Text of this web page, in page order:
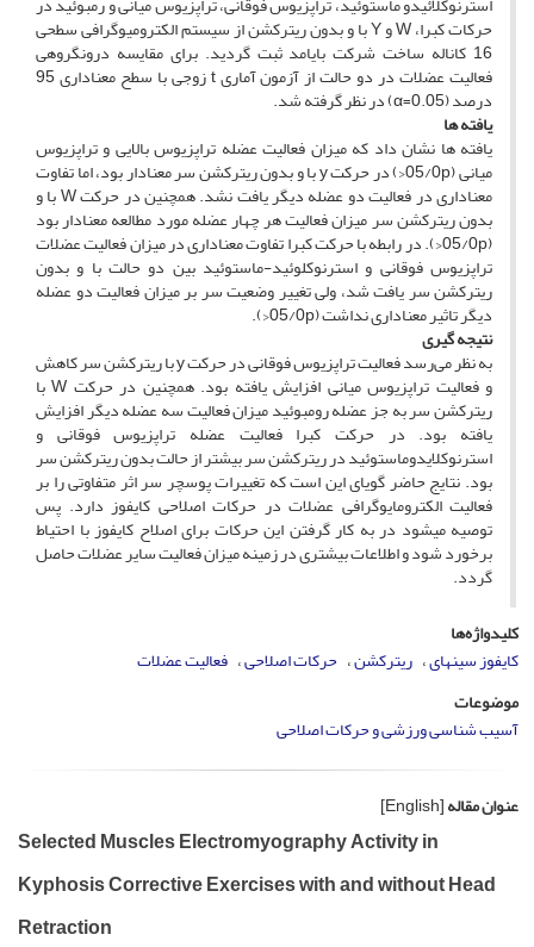
حرکات کبرا، W و Y با و بدون ریترکشن از سیستم الکترومیوگرافی سطحی
16 کاناله ساخت شرکت بایامد ثبت گردید. برای مقایسه درون­گروهی
فعالیت عضلات در دو حالت از آزمون آماری t زوجی با سطح معناداری 95
درصد (0.05=α) در نظر گرفته شد.
یافته­ ها
یافته ها نشان داد که میزان فعالیت عضله تراپزیوس بالایی و تراپزیوس
میانی (05/0p<) در حرکت y با و بدون ریترکشن سر معنادار بود، اما تفاوت
معناداری در فعالیت دو عضله دیگر یافت نشد. همچنین در حرکت W با و
بدون ریترکشن سر میزان فعالیت هر چهار عضله مورد مطالعه معنادار بود
(05/0p<). در رابطه با حرکت کبرا تفاوت معناداری در میزان فعالیت عضلات
تراپزیوس فوقانی و استرنوکلوئید-ماستوئید بین دو حالت با و بدون
ریترکشن سر یافت شد، ولی تغییر وضعیت سر بر میزان فعالیت دو عضله
دیگر تاثیر معناداری نداشت (05/0p<).
نتیجه­ گیری
به نظر می‌رسد فعالیت تراپزیوس فوقانی در حرکت y با ریترکشن سر کاهش
و فعالیت تراپزیوس میانی افزایش یافته بود. همچنین در حرکت W با
ریترکشن سر به جز عضله رومبوئید میزان فعالیت سه عضله دیگر افزایش
یافته بود. در حرکت کبرا فعالیت عضله تراپزیوس فوقانی و
استرنوکلایدوماستوئید در ریترکشن سر بیشتر از حالت بدون ریترکشن سر
بود. نتایج حاضر گویای این است که تغییرات پوسچر سر اثر متفاوتی را بر
فعالیت الکترومایوگرافی عضلات در حرکات اصلاحی کایفوز دارد. پس
توصیه می­شود در به کار گرفتن این حرکات برای اصلاح کایفوز با احتیاط
برخورد شود و اطلاعات بیشتری در زمینه میزان فعالیت سایر عضلات حاصل
گردد.
کلیدواژه‌ها
کایفوز سینه­ای ریترکشن حرکات اصلاحی فعالیت عضلات
موضوعات
آسیب شناسی ورزشی و حرکات اصلاحی
عنوان مقاله[English]
Selected Muscles Electromyography Activity in
Kyphosis Corrective Exercises with and without Head
Retraction